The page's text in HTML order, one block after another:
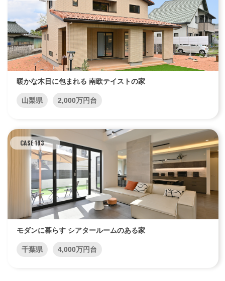
暖かな木目に包まれる 南欧テイストの家
山梨県 2,000万円台
CASE 193
モダンに暮らす シアタールームのある家
千葉県 4,000万円台